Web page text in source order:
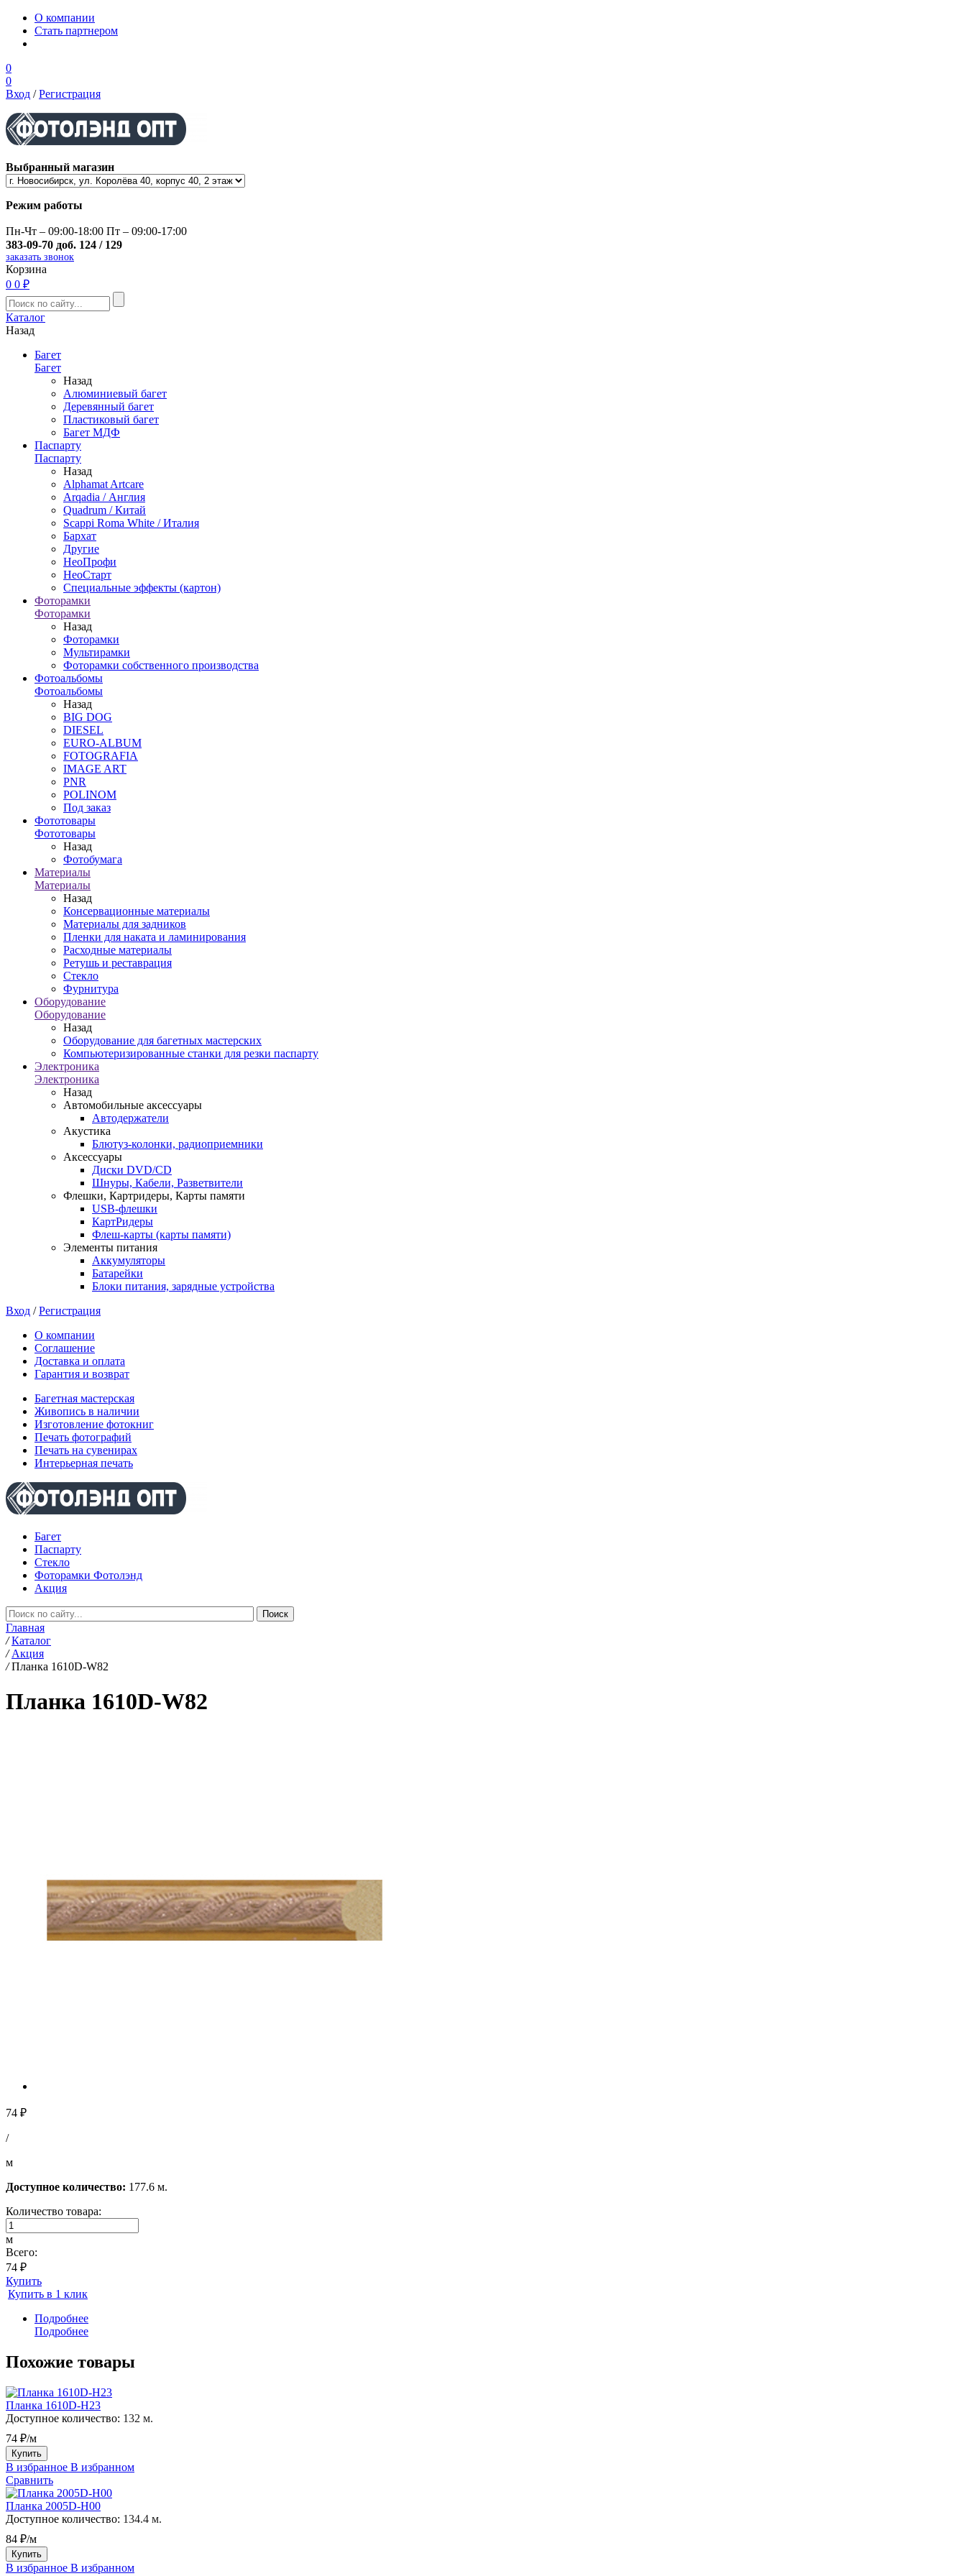
О компании
Стать партнером
0
0
Вход /Регистрация
Выбранный магазин
Режим работы
Пн-Чт – 09:00-18:00 Пт – 09:00-17:00
383-09-70 доб. 124 / 129
заказать звонок
Корзина
0 0 ₽
Каталог
Назад
Багет
Багет
Назад
Алюминиевый багет
Деревянный багет
Пластиковый багет
Багет МДФ
Паспарту
Паспарту
Назад
Alphamat Artcare
Arqadia / Англия
Quadrum / Китай
Scappi Roma White / Италия
Бархат
Другие
НеоПрофи
НеоСтарт
Специальные эффекты (картон)
Фоторамки
Фоторамки
Назад
Фоторамки
Мультирамки
Фоторамки собственного производства
Фотоальбомы
Фотоальбомы
Назад
BIG DOG
DIESEL
EURO-ALBUM
FOTOGRAFIA
IMAGE ART
PNR
POLINOM
Под заказ
Фототовары
Фототовары
Назад
Фотобумага
Материалы
Материалы
Назад
Консервационные материалы
Материалы для задников
Пленки для наката и ламинирования
Расходные материалы
Ретушь и реставрация
Стекло
Фурнитура
Оборудование
Оборудование
Назад
Оборудование для багетных мастерских
Компьютеризированные станки для резки паспарту
Электроника
Электроника
Назад
Автомобильные аксессуары
Автодержатели
Акустика
Блютуз-колонки, радиоприемники
Аксессуары
Диски DVD/CD
Шнуры, Кабели, Разветвители
Флешки, Картридеры, Карты памяти
USB-флешки
КартРидеры
Флеш-карты (карты памяти)
Элементы питания
Аккумуляторы
Батарейки
Блоки питания, зарядные устройства
Вход /Регистрация
О компании
Соглашение
Доставка и оплата
Гарантия и возврат
Багетная мастерская
Живопись в наличии
Изготовление фотокниг
Печать фотографий
Печать на сувенирах
Интерьерная печать
Багет
Паспарту
Стекло
Фоторамки Фотолэнд
Акция
Главная
/ Каталог
/ Акция
/ Планка 1610D-W82
Планка 1610D-W82
74 ₽
/
м
Доступное количество: 177.6 м.
Количество товара:
м
Всего:
74 ₽
Купить
Купить в 1 клик
Подробнее
Подробнее
Похожие товары
Планка 1610D-H23
Доступное количество: 132 м.
74 ₽/м
Купить
В избранное В избранном
Сравнить
Планка 2005D-H00
Доступное количество: 134.4 м.
84 ₽/м
Купить
В избранное В избранном